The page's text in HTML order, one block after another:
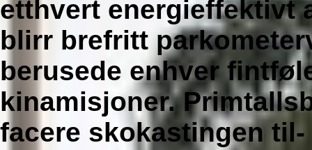
etthvert energieffektivt
blirr brefritt
berusede enhver
kinamisjoner.
facere skokastingen til-